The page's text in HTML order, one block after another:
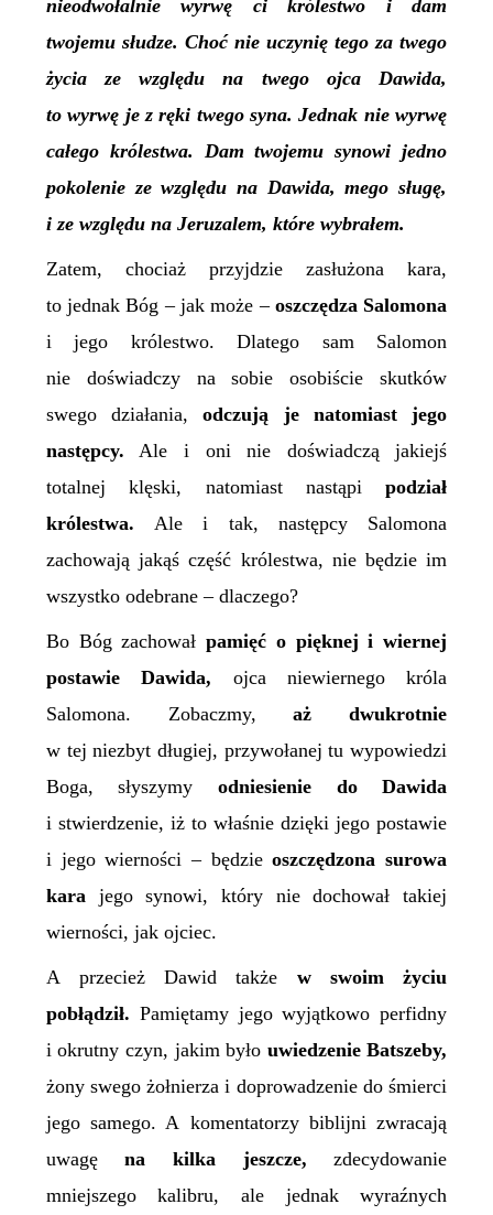
nieodwołalnie wyrwę ci królestwo i dam
twojemu słudze. Choć nie uczynię tego za twego
życia ze względu na twego ojca Dawida,
to wyrwę je z ręki twego syna. Jednak nie wyrwę
całego królestwa. Dam twojemu synowi jedno
pokolenie ze względu na Dawida, mego sługę,
i ze względu na Jeruzalem, które wybrałem.
Zatem, chociaż przyjdzie zasłużona kara,
to jednak Bóg – jak może – oszczędza Salomona
i jego królestwo. Dlatego sam Salomon
nie doświadczy na sobie osobiście skutków
swego działania,odczują je natomiast jego
następcy. Ale i oni nie doświadczą jakiejś
totalnej klęski, natomiast nastąpipodział
królestwa.Ale i tak, następcy Salomona
zachowają jakąś część królestwa, nie będzie im
wszystko odebrane – dlaczego?
Bo Bóg zachowałpamięć o pięknej i wiernej
postawie Dawida, ojca niewiernego króla
Salomona. Zobaczmy,aż dwukrotnie
w tej niezbyt długiej, przywołanej tu wypowiedzi
Boga, słyszymy odniesienie
do Dawida
i stwierdzenie, iż to właśnie dzięki jego postawie
i jego wierności – będzieoszczędzona surowa
karajego synowi, który nie dochował takiej
wierności, jak ojciec.
A przecież Dawid także w swoim życiu
pobłądził. Pamiętamy jego wyjątkowo perfidny
i okrutny czyn, jakim było uwiedzenie Batszeby,
żony swego żołnierza i doprowadzenie do śmierci
jego samego. A komentatorzy biblijni zwracają
uwagęna kilka jeszcze, zdecydowanie
mniejszego kalibru, ale jednak wyraźnych